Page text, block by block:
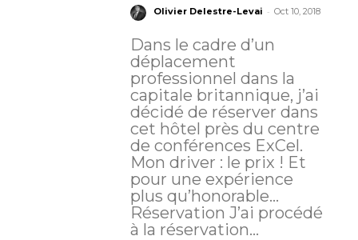
Olivier Delestre-Levai - Oct 10, 2018
Dans le cadre d’un
déplacement
professionnel dans la
capitale britannique, j’ai
décidé de réserver dans
cet hôtel près du centre
de conférences ExCel.
Mon driver : le prix ! Et
pour une expérience
plus qu’honorable…
Réservation J’ai procédé
à la réservation...